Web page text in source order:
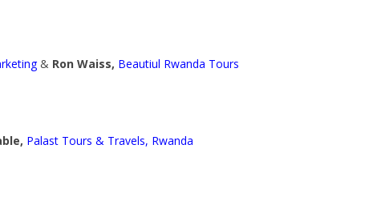
& Ron Waiss, Beautiul Rwanda Tours
Palast Tours & Travels, Rwanda